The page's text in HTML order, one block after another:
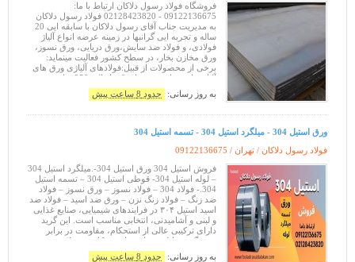
فروشگاه فولاد رسول دلاکان ارتباط با ما:
09122136675 - 02128423820 فولاد رسول دلاکان
به مدیریت جناب آقای رسول دلاکان با سابقه ­ایی 20
ساله و تجربه­ ایی گرانبها در زمینه عرضه انواع آلیاژ
فولادی، و فولاد ضد سایش،ورق دریایی، ورق نسوز،
ورق مخازن بخار، در سطح کشور فعالیت می­نماید:
برخی از محصولات از قبیل:فولادهای آلیاژی ورق های
آلیاژی از ضخامت به میل: 3 میل الی 250 میل هم به
صورت برش و هم به صورت ب
به روز رسانی: حدود 8 ساعت پیش
ورق استیل 304 - میلگرد استیل 304 - تسمه استیل 304
فولاد رسول دلاکان / تهران / 09122136675
فروش استیل 304 ورق استیل 304-.میلگرد استیل 304
– لوله استیل 304- قوطی استیل 304 – تسمه استیل
304.- فولاد 304 – فولاد نسوز – ورق نسوز – فولاد
ضد زنگ – فولاد زنگ نزن – ورق ضد اسید – فولاد ضد
اسید استیل ۳۰۴ در فرایندهای شیمیایی، صنایع غذایی
و لبنی و آشامیدنی، انتخابی مناسب است. این گرید
دارای ترکیبی عالی از استحکام، مقاومت در برابر
خوردگی و قابلیت ساخت است. کاربرد فولاد نسوز
کاربرد فولاد
به روز رسانی: حدود 8 ساعت پیش